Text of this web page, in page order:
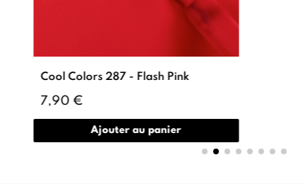
Cool Colors 287 - Flash Pink
7,90 €
Ajouter au panier